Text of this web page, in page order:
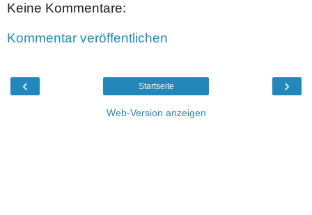
Keine Kommentare:
Kommentar veröffentlichen
‹ ›
Startseite
Web-Version anzeigen